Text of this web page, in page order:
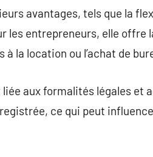
avantages, tels que la
les entrepreneurs, elle offre
la location ou l’achat de
aux formalités légales et
ce qui peut